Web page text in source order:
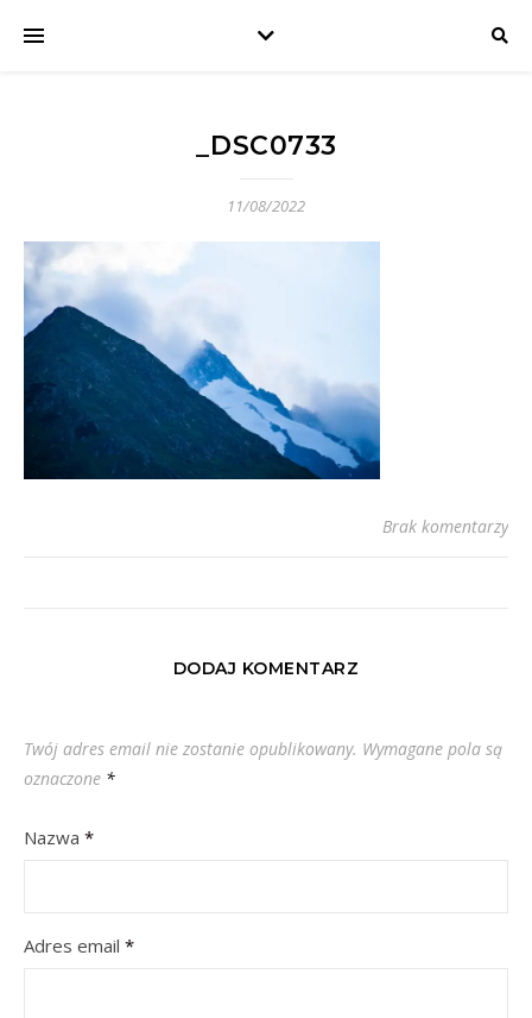
_DSC0733
11/08/2022
Brak komentarzy
DODAJ KOMENTARZ
Twój adres email nie zostanie opublikowany. Wymagane pola są
oznaczone *
Nazwa *
Adres email *